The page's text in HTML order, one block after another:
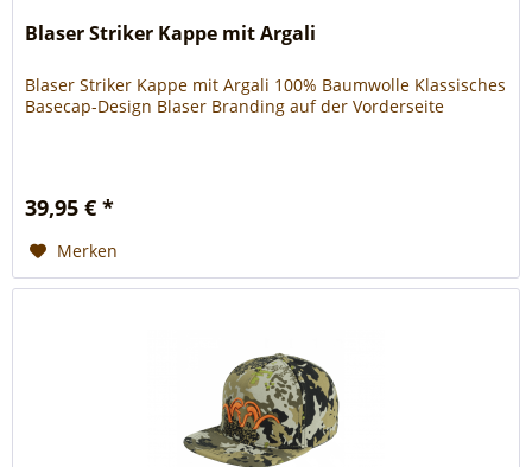
Blaser Striker Kappe mit Argali
Blaser Striker Kappe mit Argali 100% Baumwolle Klassisches
Basecap-Design Blaser Branding auf der Vorderseite
39,95 € *
Merken